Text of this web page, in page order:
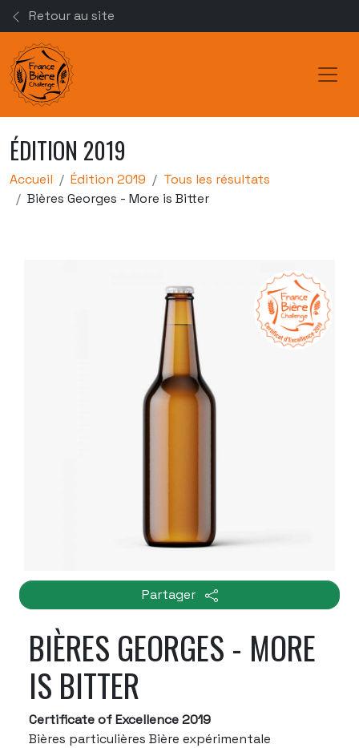
Retour au site
ÉDITION 2019
Accueil Édition 2019
Tous les résultats
Bières Georges - More is Bitter
Partager
BIÈRES GEORGES - MORE
IS BITTER
Certificate of Excellence 2019
Bières particulières Bière expérimentale